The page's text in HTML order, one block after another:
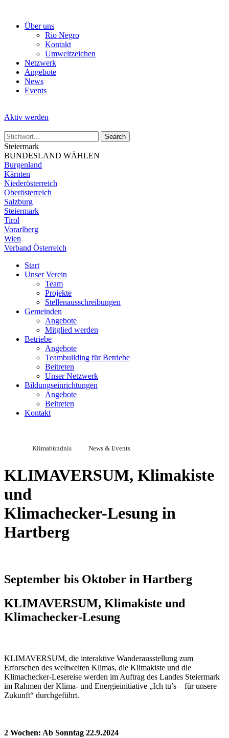
Über uns
Rio Negro
Kontakt
Umweltzeichen
Netzwerk
Angebote
News
Events
Aktiv werden
Steiermark
BUNDESLAND WÄHLEN
Burgenland
Kärnten
Niederösterreich
Oberösterreich
Salzburg
Steiermark
Tirol
Vorarlberg
Wien
Verband Österreich
Start
Unser Verein
Team
Projekte
Stellenausschreibungen
Gemeinden
Angebote
Mitglied werden
Betriebe
Angebote
Teambuilding für Betriebe
Beitreten
Unser Netzwerk
Bildungseinrichtungen
Angebote
Beitreten
Kontakt
Klimabündnis News & Events
KLIMAVERSUM, Klimakiste
und
Klimachecker-Lesung in
Hartberg
September bis Oktober in Hartberg
KLIMAVERSUM, Klimakiste und
Klimachecker-Lesung
KLIMAVERSUM, die interaktive Wanderausstellung zum
Erforschen des weltweiten Klimas, die Klimakiste und die
Klimachecker-Lesereise werden im Auftrag des Landes Steiermark
im Rahmen der Klima- und Energieinitiative „Ich tu’s – für unsere
Zukunft“ durchgeführt.
2 Wochen: Ab Sonntag 22.9.2024